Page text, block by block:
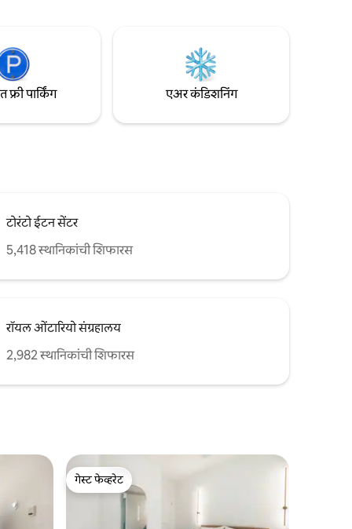
रेस्टॉरंट्स, बार आणि स्थानिक किराणा स्टोअर्स
फ्री पार्किंग एअर कंडिशनिंग
टोरंटो ईटन सेंटर
5,418 स्थानिकांची शिफारस
रॉयल ओंटारियो संग्रहालय
2,982 स्थानिकांची शिफारस
गेस्ट फेव्हरेट
गेस्ट फेव्हरेट